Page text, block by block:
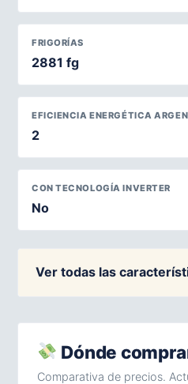
FRIGORÍAS
2881 fg
EFICIENCIA ENERGÉTICA
2
CON TECNOLOGÍA INVERTER
No
Ver todas las
Dónde
Comparativa de precios.